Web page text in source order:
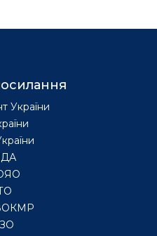
України